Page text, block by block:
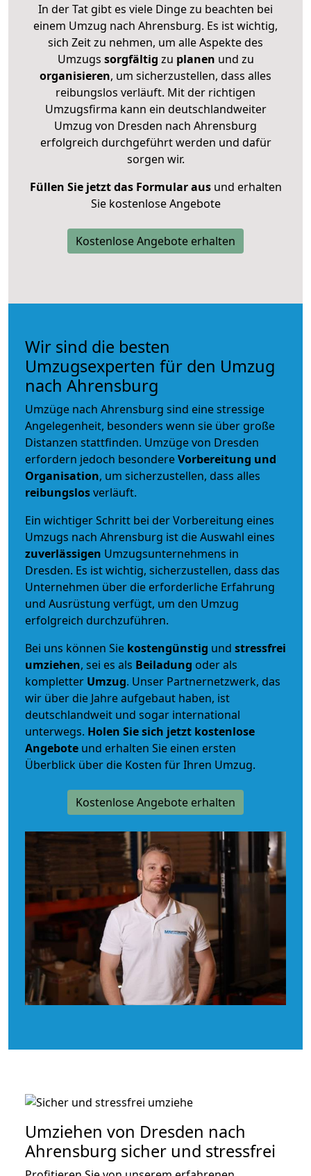
In der Tat gibt es viele Dinge zu beachten bei
einem Umzug nach Ahrensburg. Es ist wichtig,
sich Zeit zu nehmen, um alle Aspekte des
Umzugs sorgfältig zu planen und zu
organisieren, um sicherzustellen, dass alles
reibungslos verläuft. Mit der richtigen
Umzugsfirma kann ein deutschlandweiter
Umzug von Dresden nach Ahrensburg
erfolgreich durchgeführt werden und dafür
sorgen wir.
Füllen Sie jetzt das Formular ausund erhalten
Sie kostenlose Angebote
Kostenlose Angebote erhalten
Wir sind die besten
Umzugsexperten für den Umzug
nach Ahrensburg
Umzüge nach Ahrensburg sind eine stressige
Angelegenheit, besonders wenn sie über große
Distanzen stattfinden. Umzüge von Dresden
erfordern jedoch besondereVorbereitung und
Organisation, um sicherzustellen, dass alles
reibungslosverläuft.
Ein wichtiger Schritt bei der Vorbereitung eines
Umzugs nach Ahrensburg ist die Auswahl eines
zuverlässigen Umzugsunternehmens in
Dresden. Es ist wichtig, sicherzustellen, dass das
Unternehmen über die erforderliche Erfahrung
und Ausrüstung verfügt, um den Umzug
erfolgreich durchzuführen.
Bei uns können Sie kostengünstig und stressfrei
umziehen, sei es als Beiladung oder als
kompletter Umzug. Unser Partnernetzwerk, das
wir über die Jahre aufgebaut haben, ist
deutschlandweit und sogar international
unterwegs. Holen Sie sich jetzt kostenlose
Angebote und erhalten Sie einen ersten
Überblick über die Kosten für Ihren Umzug.
Kostenlose Angebote erhalten
Umziehen von Dresden nach
Ahrensburg sicher und stressfrei